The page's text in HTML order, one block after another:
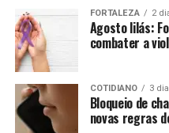
FORTALEZA 2
Agosto lilás:
combater a
COTIDIANO 3
Bloqueio de
novas regras